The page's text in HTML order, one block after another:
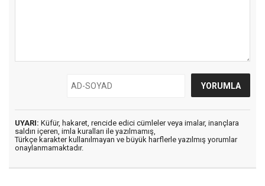
UYARI: Küfür, hakaret, rencide edici cümleler veya imalar, inançlara
saldırı içeren, imla kuralları ile yazılmamış,
Türkçe karakter kullanılmayan ve büyük harflerle yazılmış yorumlar
onaylanmamaktadır.